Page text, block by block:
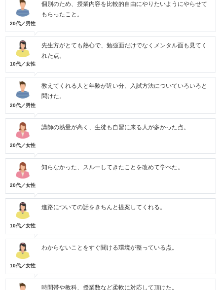
20代／男性
個別のため、授業内容を比較的自由にやりたいようにやらせて
もらったこと。
10代／女性
先生方がとても熱心で、勉強面だけでなくメンタル面も見てく
れた点。
20代／男性
教えてくれる人と年齢が近い分、入試方法についていろいろと
聞けた。
20代／女性
講師の熱量が高く、生徒も自習に来る人が多かった点。
20代／女性
知らなかった、スルーしてきたことを改めて学べた。
10代／女性
進路についての話をきちんと提案してくれる。
10代／女性
わからないことをすぐ聞ける環境が整っている点。
時間帯や教科、授業数など柔軟に対応して頂けた。